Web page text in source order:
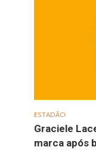
ESTADÃO
Graciele
marca após